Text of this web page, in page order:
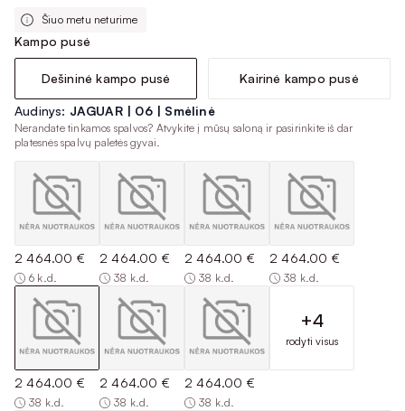
Šiuo metu neturime
Kampo pusė
Dešininė kampo pusė Kairinė kampo pusė
Audinys: JAGUAR | 06 | Smėlinė
Nerandate tinkamos spalvos? Atvykite į mūsų saloną ir pasirinkite iš dar
platesnės spalvų paletės gyvai.
2 464.00 €
6 k.d.
2 464.00 €
38 k.d.
2 464.00 €
38 k.d.
2 464.00 €
38 k.d.
2 464.00 €
38 k.d.
2 464.00 €
38 k.d.
2 464.00 €
38 k.d.
+4
rodyti visus